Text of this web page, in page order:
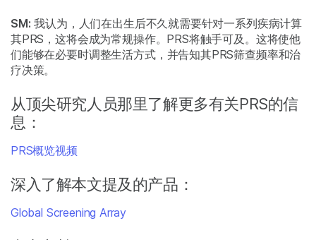
SM: 我认为，人们在出生后不久就需要针对一系列疾病计算
其PRS，这将会成为常规操作。PRS将触手可及。这将使他
们能够在必要时调整生活方式，并告知其PRS筛查频率和治
疗决策。
从顶尖研究人员那里了解更多有关PRS的信
息：
PRS概览视频
深入了解本文提及的产品：
Global Screening Array